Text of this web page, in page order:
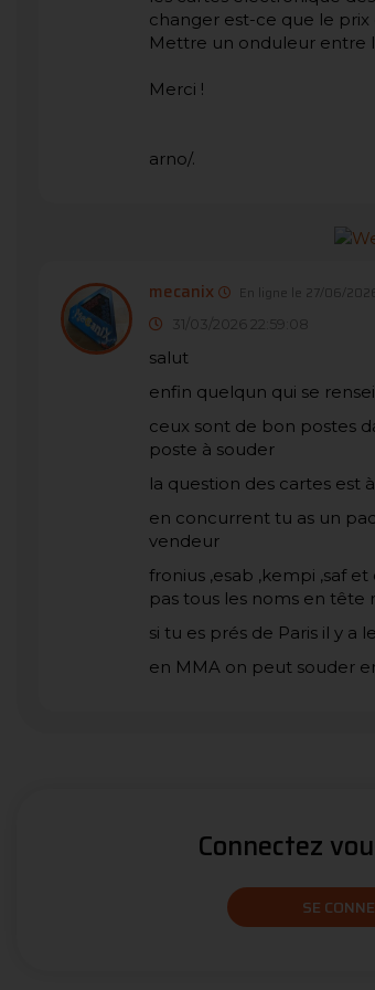
changer est-ce que le prix
Mettre un onduleur entre
Merci !
arno/.
mecanix En ligne le 27/06/
31/03/2026 22:59:08
salut
enfin quelqun qui se
ceux sont de bon postes
poste à souder
la question des cartes est
en concurrent tu as un
vendeur
fronius ,esab ,kempi ,saf
pas tous les noms en tête
si tu es prés de Paris il y a
en MMA on peut souder
Connectez
SE